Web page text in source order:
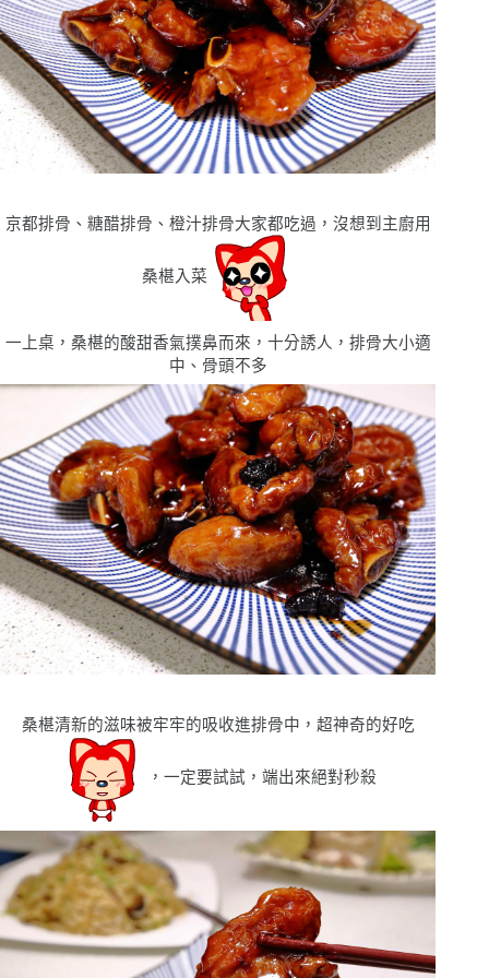
京都排骨、糖醋排骨、橙汁排骨大家都吃過，沒想到主廚用
桑椹入菜
一上桌，桑椹的酸甜香氣撲鼻而來，十分誘人，排骨大小適
中、骨頭不多
桑椹清新的滋味被牢牢的吸收進排骨中，超神奇的好吃
，一定要試試，端出來絕對秒殺